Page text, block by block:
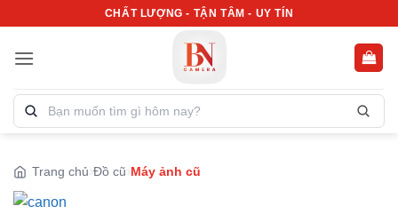
nội
CHẤT LƯỢNG - TẬN TÂM - UY TÍN
Tìm
kiếm
phẩm:
Trang chủ Đồ cũ Máy ảnh cũ